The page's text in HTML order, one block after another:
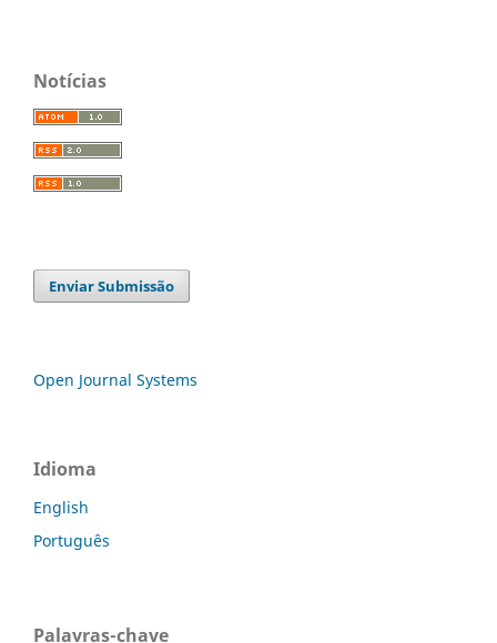
Notícias
Enviar Submissão
Open Journal Systems
Idioma
English
Português
Palavras-chave